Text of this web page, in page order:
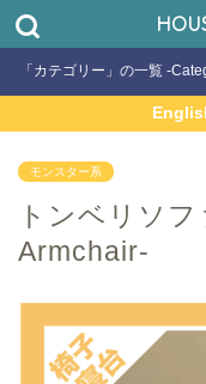
「カテゴリー」の一覧 -
モンスター系
トンベリソ
Armchair-